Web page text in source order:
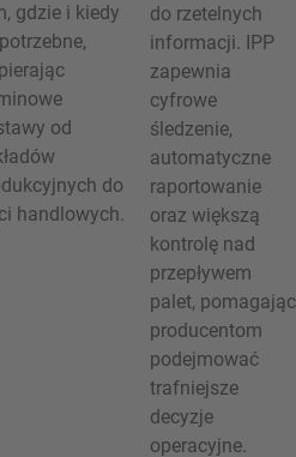
gdzie i kiedy
od
do
handlowych.
do rzetelnych
informacji. IPP
zapewnia
cyfrowe
śledzenie,
automatyczne
raportowanie
oraz większą
kontrolę nad
przepływem
palet, pomagając
producentom
podejmować
trafniejsze
decyzje
operacyjne.